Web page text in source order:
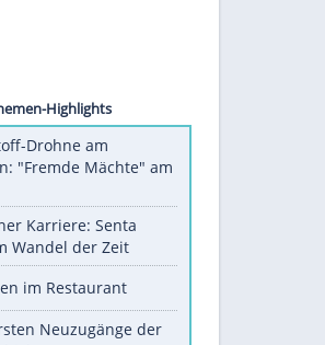
dpa
Unsere Themen-Highlights